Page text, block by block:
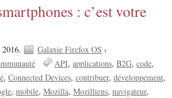
: c’est votre
Galaxie Firefox OS ›
API applications B2G code
Connected Devices contribuer développement
mobile Mozilla Mozilliens navigateur